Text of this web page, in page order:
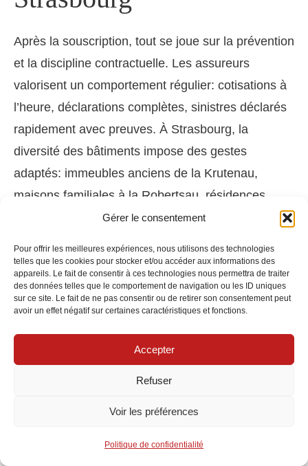
Gérer le consentement
Pour offrir les meilleures expériences, nous utilisons des technologies
telles que les cookies pour stocker et/ou accéder aux informations des
appareils. Le fait de consentir à ces technologies nous permettra de traiter
des données telles que le comportement de navigation ou les ID uniques
sur ce site. Le fait de ne pas consentir ou de retirer son consentement peut
avoir un effet négatif sur certaines caractéristiques et fonctions.
Accepter
Refuser
Voir les préférences
Politique de confidentialité
Après la souscription, tout se joue sur la prévention
et la discipline contractuelle. Les assureurs
valorisent un comportement régulier: cotisations à
l’heure, déclarations complètes, sinistres déclarés
rapidement avec preuves. À Strasbourg, la
diversité des bâtiments impose des gestes
adaptés: immeubles anciens de la Krutenau,
maisons familiales à la Robertsau, résidences
récentes à Neudorf.
La prévention réduit concrètement la sinistralité et
améliore la capacité de négociation future. Installer
des détecteurs de fumée et de fuite, purger les
douche, vérifier la toiture après un épisode venteux
le long du Rhin: ces gestes ont un impact
arrêts d’activité pour les télétravailleurs